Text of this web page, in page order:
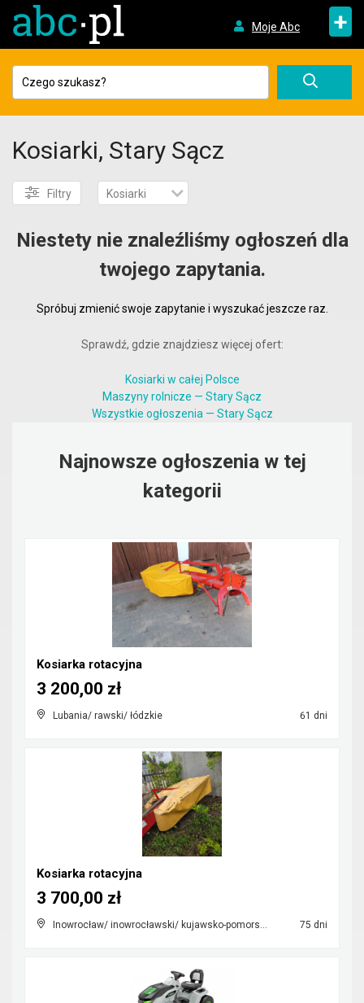
Moje Abc +
Kosiarki, Stary Sącz
Filtry Kosiarki
Niestety nie znaleźliśmy ogłoszeń dla
twojego zapytania.
Spróbuj zmienić swoje zapytanie i wyszukać jeszcze raz.
Sprawdź, gdzie znajdziesz więcej ofert:
Kosiarki w całej Polsce
Maszyny rolnicze — Stary Sącz
Wszystkie ogłoszenia — Stary Sącz
Najnowsze ogłoszenia w tej
kategorii
Kosiarka rotacyjna
Lubania/ rawski/ łódzkie 61 dni
3 200,00 zł
Kosiarka rotacyjna
Inowrocław/ inowrocławski/ kujawsko-pomorskie 75 dni
3 700,00 zł